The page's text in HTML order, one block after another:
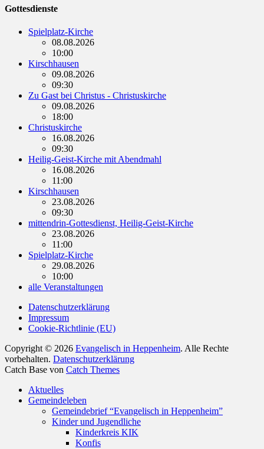
Gottesdienste
Spielplatz-Kirche
08.08.2026
10:00
Kirschhausen
09.08.2026
09:30
Zu Gast bei Christus - Christuskirche
09.08.2026
18:00
Christuskirche
16.08.2026
09:30
Heilig-Geist-Kirche mit Abendmahl
16.08.2026
11:00
Kirschhausen
23.08.2026
09:30
mittendrin-Gottesdienst, Heilig-Geist-Kirche
23.08.2026
11:00
Spielplatz-Kirche
29.08.2026
10:00
alle Veranstaltungen
Datenschutzerklärung
Impressum
Cookie-Richtlinie (EU)
Copyright © 2026 Evangelisch in Heppenheim. Alle Rechte
vorbehalten. Datenschutzerklärung
Catch Base von Catch Themes
oben
scrollen
Aktuelles
Gemeindeleben
Gemeindebrief “Evangelisch in Heppenheim”
Kinder und Jugendliche
Kinderkreis KIK
Konfis